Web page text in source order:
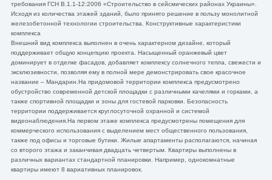
требования ГСН В.1.1-12:2006 «Строительство в сейсмических районах Украины».
Исходя из количества этажей зданий, было принято решение в пользу монолитной
железобетонной технологии строительства. Конструктивные характеристики
комплекса
Внешний вид комплекса выполнен в очень характерном дизайне, который
поддерживает общую концепцию проекта. Насыщенный оранжевый цвет
доминирует в отделке фасадов, добавляет комплексу солнечного тепла, свежести и
эксклюзивности, позволяя ему в полной мере демонстрировать свое красочное
название – Мандарин.На придомовой территории комплекса предусмотрено
обустройство современной детской площадки с различными качелями и горками, а
также спортивной площадки и зоны для гостевой парковки. Безопасность
территории поддерживается круглосуточной охранной и системой
видеонаблюдения.На первом этаже комплекса предусмотрены помещения для
коммерческого использования с выделением мест общественного пользования,
также под офисы и торговые бутики. Жилые апартаменты располагаются, начиная
со второго этажа и заканчивая двадцать четвертым. Квартиры выполнены в
различных вариантах стандартной планировки. Например, однокомнатные
квартиры имеют 8 вариативных планировок.